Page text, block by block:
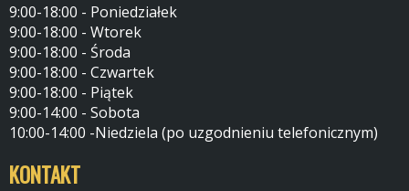
9:00-18:00 - Poniedziałek
9:00-18:00 - Wtorek
9:00-18:00 - Środa
9:00-18:00 - Czwartek
9:00-18:00 - Piątek
9:00-14:00 - Sobota
10:00-14:00 -Niedziela (po uzgodnieniu telefonicznym)
KONTAKT